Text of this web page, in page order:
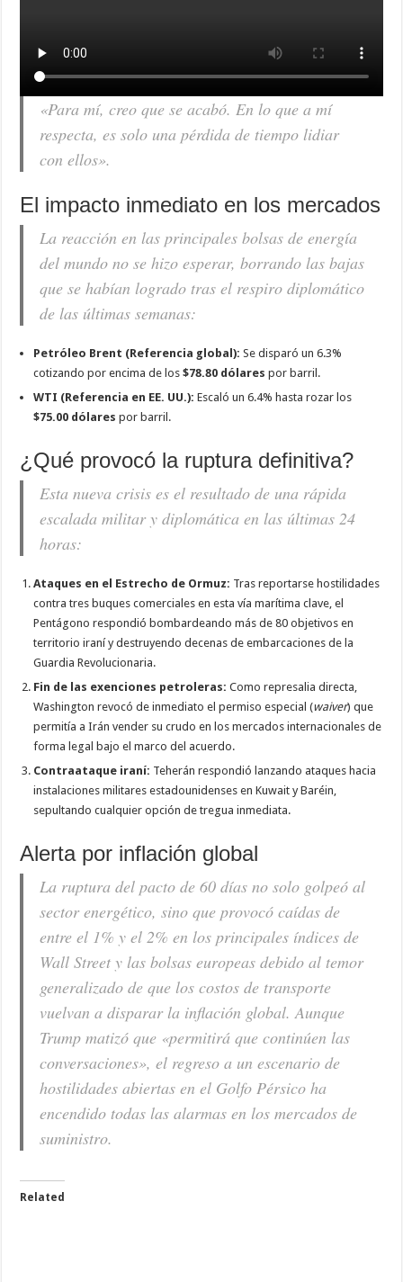
«Para mí, creo que se acabó. En lo que a mí
respecta, es solo una pérdida de tiempo lidiar
con ellos».
El impacto inmediato en los mercados
La reacción en las principales bolsas de energía
del mundo no se hizo esperar, borrando las bajas
que se habían logrado tras el respiro diplomático
de las últimas semanas:
Petróleo Brent (Referencia global): Se disparó un 6.3%
cotizando por encima de los$78.80 dólares por barril.
WTI (Referencia en EE. UU.): Escaló un 6.4% hasta rozar los
$75.00 dólares por barril.
¿Qué provocó la ruptura definitiva?
Esta nueva crisis es el resultado de una rápida
escalada militar y diplomática en las últimas 24
horas:
Ataques en el Estrecho de Ormuz: Tras reportarse hostilidades
contra tres buques comerciales en esta vía marítima clave, el
Pentágono respondió bombardeando más de 80 objetivos en
territorio iraní y destruyendo decenas de embarcaciones de la
Guardia Revolucionaria.
Fin de las exenciones petroleras: Como represalia directa,
Washington revocó de inmediato el permiso especial (waiver) que
permitía a Irán vender su crudo en los mercados internacionales de
forma legal bajo el marco del acuerdo.
Contraataque iraní: Teherán respondió lanzando ataques hacia
instalaciones militares estadounidenses en Kuwait y Baréin,
sepultando cualquier opción de tregua inmediata.
Alerta por inflación global
La ruptura del pacto de 60 días no solo golpeó al
sector energético, sino que provocó caídas de
entre el 1% y el 2% en los principales índices de
Wall Street y las bolsas europeas debido al temor
generalizado de que los costos de transporte
vuelvan a disparar la inflación global. Aunque
Trump matizó que «permitirá que continúen las
conversaciones», el regreso a un escenario de
hostilidades abiertas en el Golfo Pérsico ha
encendido todas las alarmas en los mercados de
suministro.
Related